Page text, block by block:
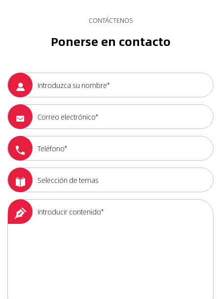
CONTÁCTENOS
Ponerse en contacto